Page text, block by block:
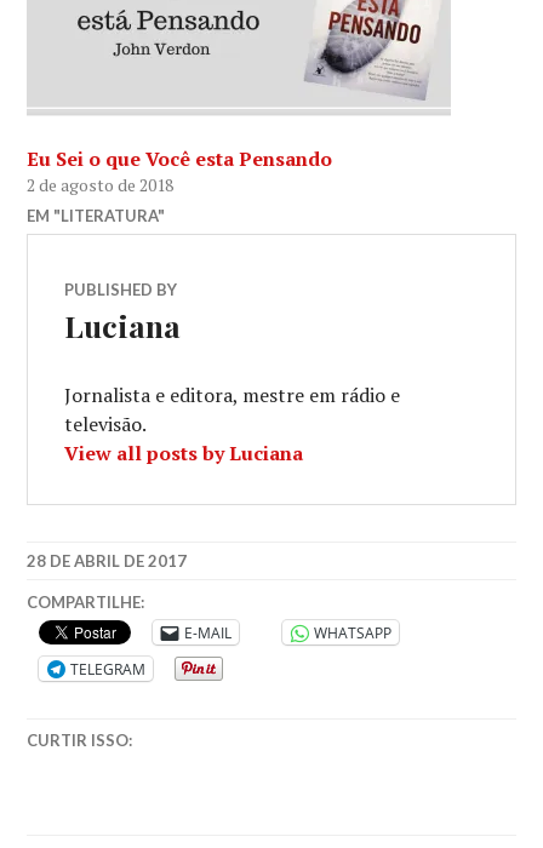
Eu Sei o que Você esta Pensando
2 de agosto de 2018
EM "LITERATURA"
PUBLISHED BY
Luciana
Jornalista e editora, mestre em rádio e
televisão.
View all posts by Luciana
28 DE ABRIL DE 2017
COMPARTILHE:
E-MAIL
WHATSAPP
TELEGRAM
CURTIR ISSO: